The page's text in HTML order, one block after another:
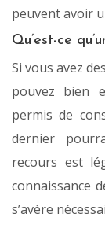
peuvent avoir
Qu’est-ce
Si vous avez
pouvez bien
permis de
dernier
recours est
connaissance
s’avère